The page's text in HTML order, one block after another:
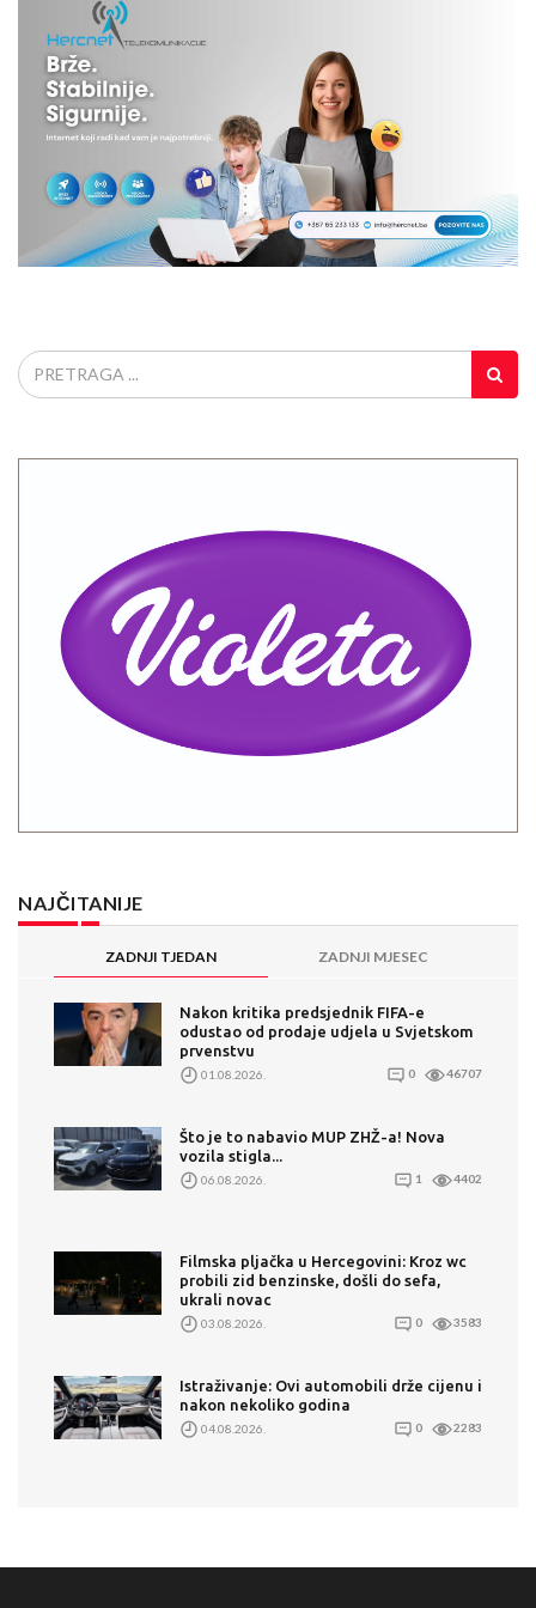
NAJČITANIJE
ZADNJI TJEDAN ZADNJI MJESEC
Nakon kritika predsjednik FIFA-e
odustao od prodaje udjela u Svjetskom
prvenstvu
01.08.2026. 0 46707
Što je to nabavio MUP ZHŽ-a! Nova
vozila stigla...
06.08.2026. 1 4402
Filmska pljačka u Hercegovini: Kroz wc
probili zid benzinske, došli do sefa,
ukrali novac
03.08.2026. 0 3583
Istraživanje: Ovi automobili drže cijenu i
nakon nekoliko godina
04.08.2026. 0 2283